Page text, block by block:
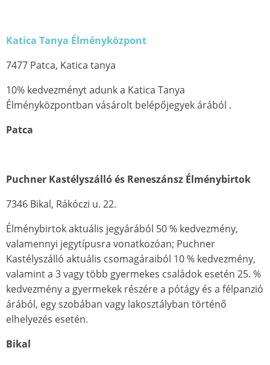
Katica Tanya Élményközpont
7477 Patca, Katica tanya
10% kedvezményt adunk a Katica Tanya
Élményközpontban vásárolt belépőjegyek árából .
Patca
Puchner Kastélyszálló és Reneszánsz Élménybirtok
7346 Bikal, Rákóczi u. 22.
Élménybirtok aktuális jegyárából 50 % kedvezmény,
valamennyi jegytípusra vonatkozóan; Puchner
Kastélyszálló aktuális csomagáraiból 10 % kedvezmény,
valamint a 3 vagy több gyermekes családok esetén 25. %
kedvezmény a gyermekek részére a pótágy és a félpanzió
árából, egy szobában vagy lakosztályban történő
elhelyezés esetén.
Bikal